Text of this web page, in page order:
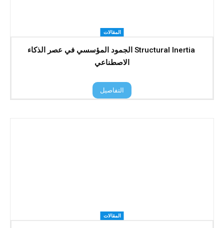
المقالات
Structural Inertia الجمود المؤسسي في عصر الذكاء
الاصطناعي
التفاصيل
المقالات